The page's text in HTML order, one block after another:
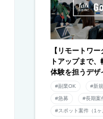
【リモートワ
トアップまで
体験を担うデザ
ター募集！
#副業OK #新
#急募 #長期案
#スポット案件（1ヶ